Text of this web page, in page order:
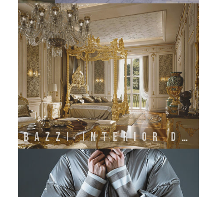
BAZZI INTERIOR DECORATION